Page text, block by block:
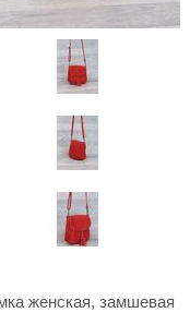
женская, замшевая